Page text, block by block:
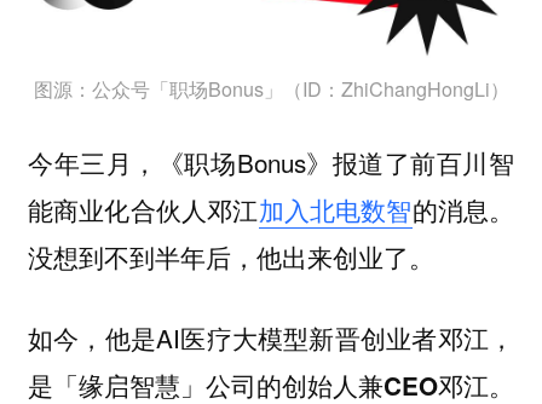
图源：公众号「职场Bonus」（ID：ZhiChangHongLi）
今年三月，《职场Bonus》报道了前百川智
能商业化合伙人邓江加入北电数智的消息。
没想到不到半年后，他出来创业了。
如今，他是AI医疗大模型新晋创业者邓江，
是 「缘启智慧」公司的创始人兼CEO邓江。